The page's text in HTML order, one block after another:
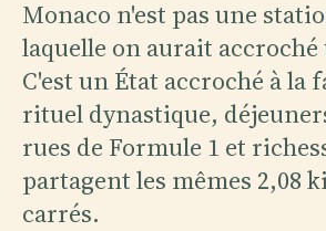
Monaco n'est pas une
laquelle on aurait accroché
C'est un État accroché à la
rituel dynastique,
rues de Formule 1 et
partagent les mêmes 2,08
carrés.